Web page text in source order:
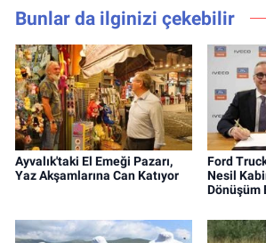
Bunlar da ilginizi çekebilir
Ayvalık'taki El Emeği Pazarı,
Yaz Akşamlarına Can Katıyor
Ford
Nesil
Dönüşüm